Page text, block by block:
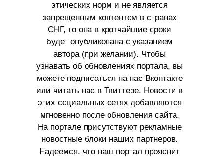
этических норм и не является
запрещенным контентом в странах
СНГ, то она в кротчайшие сроки
будет опубликована с указанием
автора (при желании). Чтобы
узнавать об обновлениях портала, вы
можете подписаться на нас Вконтакте
или читать нас в Твиттере. Новости в
этих социальных сетях добавляются
мгновенно после обновления сайта.
На портале присутствуют рекламные
новостные блоки наших партнеров.
Надеемся, что наш портал прояснит